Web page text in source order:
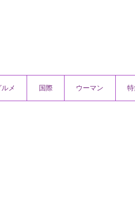
ルメ 国際 ウーマン